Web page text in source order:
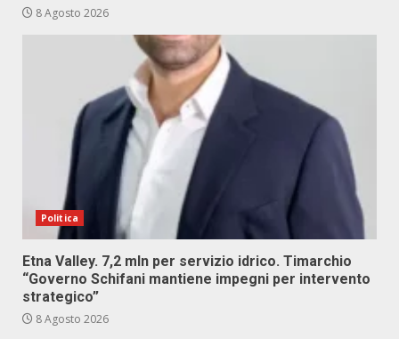
8 Agosto 2026
Politica
Etna Valley. 7,2 mln per servizio idrico. Timarchio
“Governo Schifani mantiene impegni per intervento
strategico”
8 Agosto 2026